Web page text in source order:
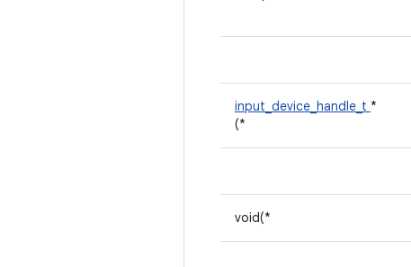
input_device_handle_t *
(*
void(*